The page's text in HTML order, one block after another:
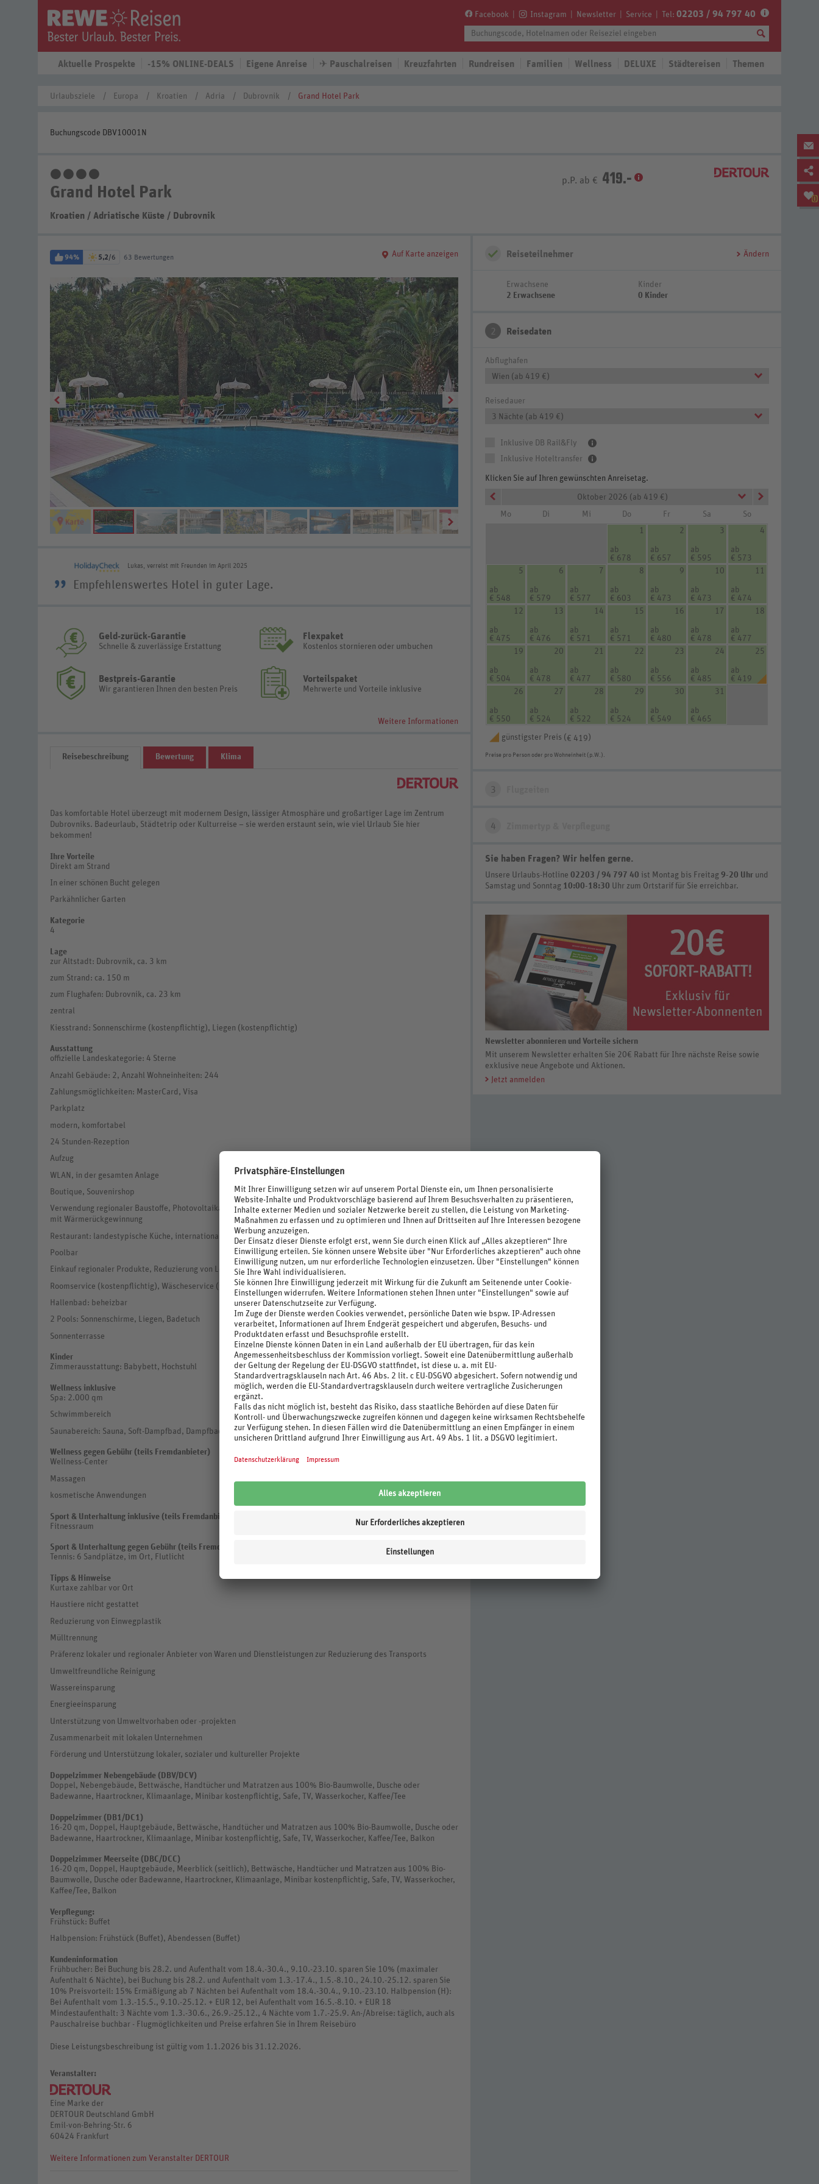
Facebook Instagram Newsletter Service Tel: 02203 / 94 797 40
Aktuelle Prospekte -15% ONLINE-DEALS Eigene Anreise ✈ Pauschalreisen Kreuzfahrten Rundreisen Familien Wellness DELUXE Städtereisen Themen
0
Urlaubsziele Europa Kroatien Adria Dubrovnik Grand Hotel Park
Buchungscode DBV10001N
Grand Hotel Park
Kroatien / Adriatische Küste / Dubrovnik
p.P. ab € 419.-
94% 5,2/6 63 Bewertungen Auf Karte anzeigen
Lukas, verreist mit Freunden im April 2025
” Empfehlenswertes Hotel in guter Lage.
Geld-zurück-Garantie
Schnelle & zuverlässige Erstattung
Flexpaket
Kostenlos stornieren oder umbuchen
Bestpreis-Garantie
Wir garantieren Ihnen den besten Preis
Vorteilspaket
Mehrwerte und Vorteile inklusive
Weitere Informationen
Reisebeschreibung Bewertung Klima
Das komfortable Hotel überzeugt mit modernem Design, lässiger Atmosphäre und großartiger Lage im Zentrum
Dubrovniks. Badeurlaub, Städtetrip oder Kulturreise – sie werden erstaunt sein, wie viel Urlaub Sie hier
bekommen!
Ihre Vorteile
Direkt am Strand
In einer schönen Bucht gelegen
Parkähnlicher Garten
Kategorie
4
Lage
zur Altstadt: Dubrovnik, ca. 3 km
zum Strand: ca. 150 m
zum Flughafen: Dubrovnik, ca. 23 km
zentral
Kiesstrand: Sonnenschirme (kostenpflichtig), Liegen (kostenpflichtig)
Ausstattung
offizielle Landeskategorie: 4 Sterne
Anzahl Gebäude: 2, Anzahl Wohneinheiten: 244
Zahlungsmöglichkeiten: MasterCard, Visa
Parkplatz
modern, komfortabel
24 Stunden-Rezeption
Aufzug
WLAN, in der gesamten Anlage
Boutique, Souvenirshop
Verwendung regionaler Baustoffe, Photovoltaikanlage, Energieeffiziente Beleuchtung, Intelligente Lüftungsanlagen
mit Wärmerückgewinnung
Restaurant: landestypische Küche, internationale Küche
Poolbar
Einkauf regionaler Produkte, Reduzierung von Lebensmittelverschwendung
Roomservice (kostenpflichtig), Wäscheservice (im Hotel, kostenpflichtig)
Hallenbad: beheizbar
2 Pools: Sonnenschirme, Liegen, Badetuch
Sonnenterrasse
Kinder
Zimmerausstattung: Babybett, Hochstuhl
Wellness inklusive
Spa: 2.000 qm
Schwimmbereich
Saunabereich: Sauna, Soft-Dampfbad, Dampfbad
Wellness gegen Gebühr (teils Fremdanbieter)
Wellness-Center
Massagen
kosmetische Anwendungen
Sport & Unterhaltung inklusive (teils Fremdanbieter)
Fitnessraum
Sport & Unterhaltung gegen Gebühr (teils Fremdanbieter)
Tennis: 6 Sandplätze, im Ort, Flutlicht
Tipps & Hinweise
Kurtaxe zahlbar vor Ort
Haustiere nicht gestattet
Reduzierung von Einwegplastik
Mülltrennung
Präferenz lokaler und regionaler Anbieter von Waren und Dienstleistungen zur Reduzierung des Transports
Umweltfreundliche Reinigung
Wassereinsparung
Energieeinsparung
Unterstützung von Umweltvorhaben oder -projekten
Zusammenarbeit mit lokalen Unternehmen
Förderung und Unterstützung lokaler, sozialer und kultureller Projekte
Doppelzimmer Nebengebäude (DBV/DCV)
Doppel, Nebengebäude, Bettwäsche, Handtücher und Matratzen aus 100% Bio-Baumwolle, Dusche oder
Badewanne, Haartrockner, Klimaanlage, Minibar kostenpflichtig, Safe, TV, Wasserkocher, Kaffee/Tee
Doppelzimmer (DB1/DC1)
16-20 qm, Doppel, Hauptgebäude, Bettwäsche, Handtücher und Matratzen aus 100% Bio-Baumwolle, Dusche oder
Badewanne, Haartrockner, Klimaanlage, Minibar kostenpflichtig, Safe, TV, Wasserkocher, Kaffee/Tee, Balkon
Doppelzimmer Meerseite (DBC/DCC)
16-20 qm, Doppel, Hauptgebäude, Meerblick (seitlich), Bettwäsche, Handtücher und Matratzen aus 100% Bio-
Baumwolle, Dusche oder Badewanne, Haartrockner, Klimaanlage, Minibar kostenpflichtig, Safe, TV, Wasserkocher,
Kaffee/Tee, Balkon
Verpflegung:
Frühstück: Buffet
Halbpension: Frühstück (Buffet), Abendessen (Buffet)
Kundeninformation
Frühbucher: Bei Buchung bis 28.2. und Aufenthalt vom 18.4.-30.4., 9.10.-23.10. sparen Sie 10% (maximaler
Aufenthalt 6 Nächte), bei Buchung bis 28.2. und Aufenthalt vom 1.3.-17.4., 1.5.-8.10., 24.10.-25.12. sparen Sie
10% Preisvorteil: 15% Ermäßigung ab 7 Nächten bei Aufenthalt vom 18.4.-30.4., 9.10.-23.10. Halbpension (H):
Bei Aufenthalt vom 1.3.-15.5., 9.10.-25.12. + EUR 12, bei Aufenthalt vom 16.5.-8.10. + EUR 18
Mindestaufenthalt: 3 Nächte vom 1.3.-30.6., 26.9.-25.12., 4 Nächte vom 1.7.-25.9. An-/Abreise: täglich, auch als
Pauschalreise buchbar - Flugmöglichkeiten und Preise erfahren Sie in Ihrem Reisebüro
Diese Leistungsbeschreibung ist gültig vom 1.1.2026 bis 31.12.2026.
Veranstalter:
Eine Marke der
DERTOUR Deutschland GmbH
Emil-von-Behring-Str. 6
60424 Frankfurt
Weitere Informationen zum Veranstalter DERTOUR
Reiseteilnehmer Ändern
Erwachsene
2 Erwachsene
Kinder
0 Kinder
2 Reisedaten
Abflughafen
Wien (ab 419 €)
Reisedauer
3 Nächte (ab 419 €)
Inklusive DB Rail&Fly
Inklusive Hoteltransfer
Klicken Sie auf Ihren gewünschten Anreisetag.
Oktober 2026 (ab 419 €)
Mo
Di Mi Do Fr Sa
So
1
ab
€ 678
2
ab
€ 657
3
ab
€ 595
4
ab
€ 573
5
ab
€ 548
6
ab
€ 579
7
ab
€ 577
8
ab
€ 603
9
ab
€ 473
10
ab
€ 473
11
ab
€ 474
12
ab
€ 475
13
ab
€ 476
14
ab
€ 571
15
ab
€ 571
16
ab
€ 480
17
ab
€ 478
18
ab
€ 477
19
ab
€ 504
20
ab
€ 478
21
ab
€ 477
22
ab
€ 580
23
ab
€ 556
24
ab
€ 485
25
ab
€ 419
26
ab
€ 550
27
ab
€ 524
28
ab
€ 522
29
ab
€ 524
30
ab
€ 549
31
ab
€ 465
günstigster Preis ( € 419 )
Preise pro Person oder pro Wohneinheit (p.W.).
3
4
Sie haben Fragen? Wir helfen gerne.
Unsere Urlaubs-Hotline 02203 / 94 797 40 ist Montag bis Freitag 9-20 Uhr und
Samstag und Sonntag 10:00-18:30 Uhr zum Ortstarif für Sie erreichbar.
Newsletter abonnieren und Vorteile sichern
Mit unserem Newsletter erhalten Sie 20€ Rabatt für Ihre nächste Reise sowie
exklusive neue Angebote und Aktionen.
Jetzt anmelden